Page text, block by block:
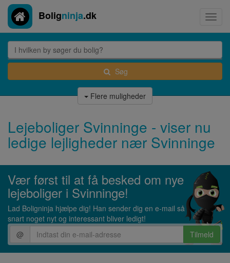
Boligninja.dk
Søg
Flere muligheder
Lejeboliger Svinninge - viser nu
ledige lejligheder nær Svinninge
Vær først til at få besked om nye
lejeboliger i Svinninge!
Lad Boligninja hjælpe dig! Han sender dig en e-mail så
snart noget nyt og interessant bliver ledigt!
@
Tilmeld